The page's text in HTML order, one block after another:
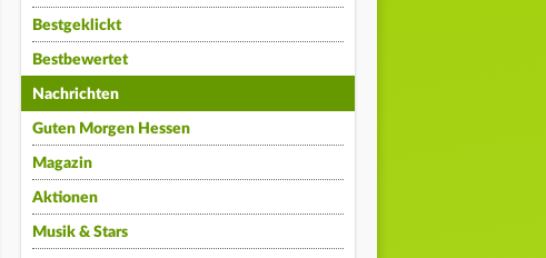
Bestgeklickt
Bestbewertet
Nachrichten
Guten Morgen Hessen
Magazin
Aktionen
Musik & Stars